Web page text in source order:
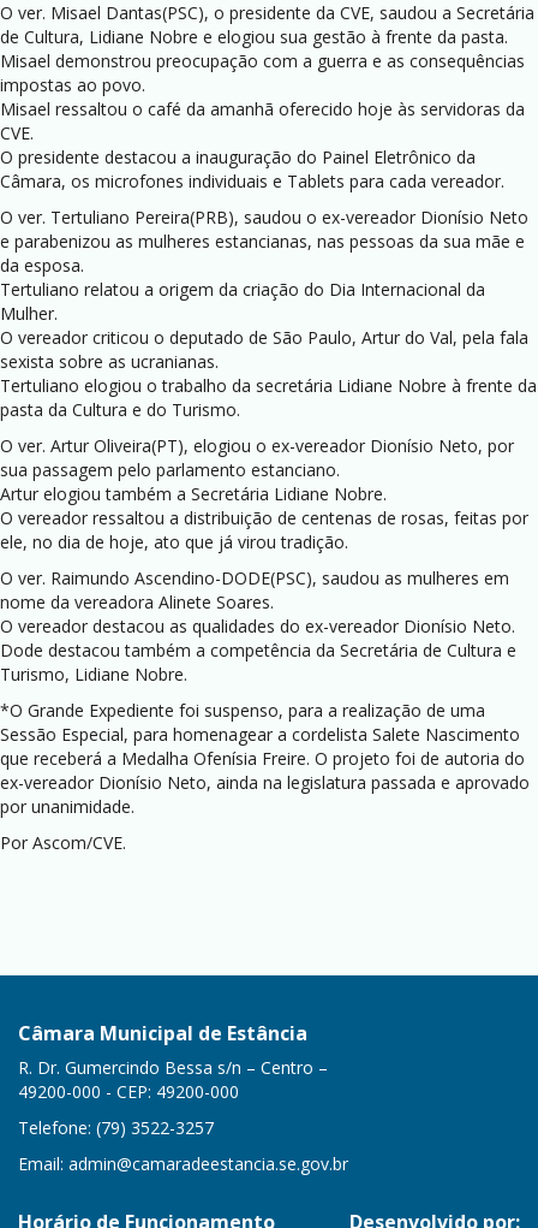
O ver. Misael Dantas(PSC), o presidente da CVE, saudou a Secretária
de Cultura, Lidiane Nobre e elogiou sua gestão à frente da pasta.
Misael demonstrou preocupação com a guerra e as consequências
impostas ao povo.
Misael ressaltou o café da amanhã oferecido hoje às servidoras da
CVE.
O presidente destacou a inauguração do Painel Eletrônico da
Câmara, os microfones individuais e Tablets para cada vereador.
O ver. Tertuliano Pereira(PRB), saudou o ex-vereador Dionísio Neto
e parabenizou as mulheres estancianas, nas pessoas da sua mãe e
da esposa.
Tertuliano relatou a origem da criação do Dia Internacional da
Mulher.
O vereador criticou o deputado de São Paulo, Artur do Val, pela fala
sexista sobre as ucranianas.
Tertuliano elogiou o trabalho da secretária Lidiane Nobre à frente da
pasta da Cultura e do Turismo.
O ver. Artur Oliveira(PT), elogiou o ex-vereador Dionísio Neto, por
sua passagem pelo parlamento estanciano.
Artur elogiou também a Secretária Lidiane Nobre.
O vereador ressaltou a distribuição de centenas de rosas, feitas por
ele, no dia de hoje, ato que já virou tradição.
O ver. Raimundo Ascendino-DODE(PSC), saudou as mulheres em
nome da vereadora Alinete Soares.
O vereador destacou as qualidades do ex-vereador Dionísio Neto.
Dode destacou também a competência da Secretária de Cultura e
Turismo, Lidiane Nobre.
*O Grande Expediente foi suspenso, para a realização de uma
Sessão Especial, para homenagear a cordelista Salete Nascimento
que receberá a Medalha Ofenísia Freire. O projeto foi de autoria do
ex-vereador Dionísio Neto, ainda na legislatura passada e aprovado
por unanimidade.
Por Ascom/CVE.
Câmara Municipal de Estância
R. Dr. Gumercindo Bessa s/n – Centro –
49200-000 - CEP: 49200-000
Telefone: (79) 3522-3257
Email: admin@camaradeestancia.se.gov.br
Horário de Funcionamento Desenvolvido por: